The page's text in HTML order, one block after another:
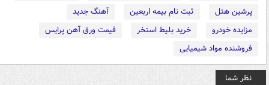
پرشین هتل
ثبت نام بیمه اربعین
آهنگ جدید
مزایده خودرو
خرید بلیط استخر
قیمت ورق آهن پرایس
فروشنده مواد شیمیایی
نظر شما